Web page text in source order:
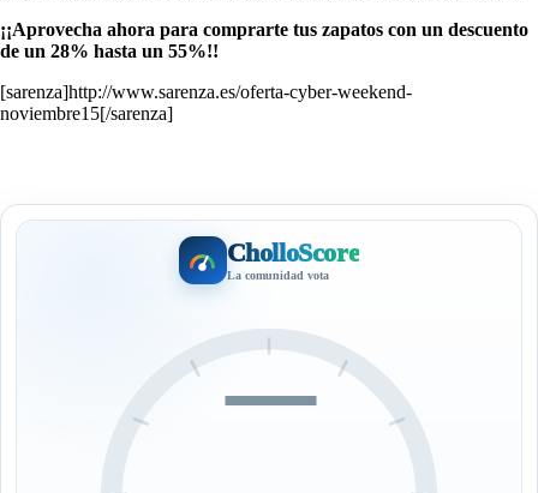
¡¡Aprovecha ahora para comprarte tus zapatos con un descuento
de un 28% hasta un 55%!!
[sarenza]http://www.sarenza.es/oferta-cyber-weekend-
noviembre15[/sarenza]
CholloScore
La comunidad vota
—